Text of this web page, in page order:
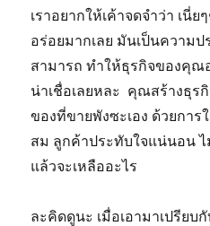
เราอยากให้เค้าจดจำว่า เนี่
อร่อยมากเลย มันเป็นความป
สามารถ ทำให้ธุรกิจของคุณ
น่าเชื่อเลยหละ คุณสร้างธุร
ของที่ขายพังซะเอง ด้วยกา
สม ลูกค้าประทับใจแน่นอน
แล้วจะเหลืออะไร
ละคิดดูนะ เมื่อเอามาเปรีย